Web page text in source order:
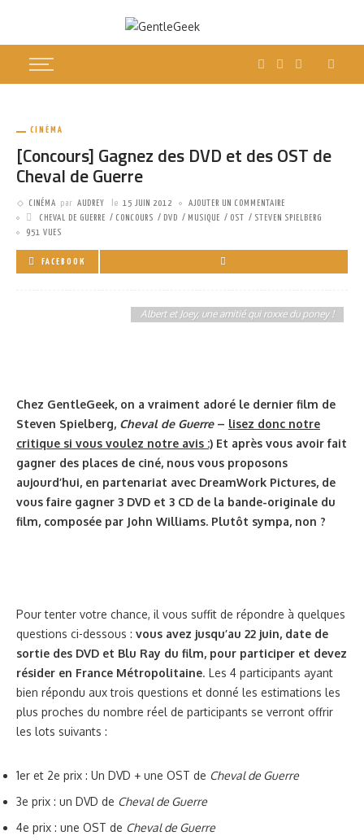
CINÉMA
[Concours] Gagnez des DVD et des OST de
Cheval de Guerre
CINÉMA par AUDREY le 15 JUIN 2012
AJOUTER UN COMMENTAIRE
CHEVAL DE GUERRE
CONCOURS DVD MUSIQUE OST
STEVEN SPIELBERG
951 VUES
FACEBOOK
Albert et Joey, une amitié qui roxxe du poney !
Chez GentleGeek, on a vraiment adoré le dernier film de
Steven Spielberg, Cheval de Guerre– lisez donc notre
critique si vous voulez notre avis :) Et après vous avoir fait
gagner des places de ciné, nous vous proposons
aujourd’hui, en partenariat avec DreamWork Pictures, de
vous faire gagner 3 DVD et 3 CD de la bande-originale du
film, composée par John Williams. Plutôt sympa, non ?
Pour tenter votre chance, il vous suffit de répondre à quelques
questions ci-dessous : vous avez jusqu’au 22 juin, date de
sortie des DVD et Blu Ray du film, pour participer et devez
résider en France Métropolitaine. Les 4 participants ayant
bien répondu aux trois questions et donné les estimations les
plus proches du nombre réel de participants se verront offrir
les lots suivants :
1er et 2e prix : Un DVD + une OST de Cheval de Guerre
3e prix : un DVD de Cheval de Guerre
4e prix : une OST de Cheval de Guerre